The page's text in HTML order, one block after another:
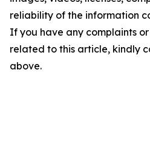
reliability of the information
If you have any complaints
related to this article, kindly
above.